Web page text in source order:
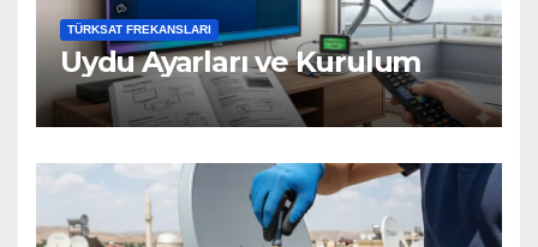
TÜRKSAT FREKANSLARI
Uydu Ayarları ve Kurulum